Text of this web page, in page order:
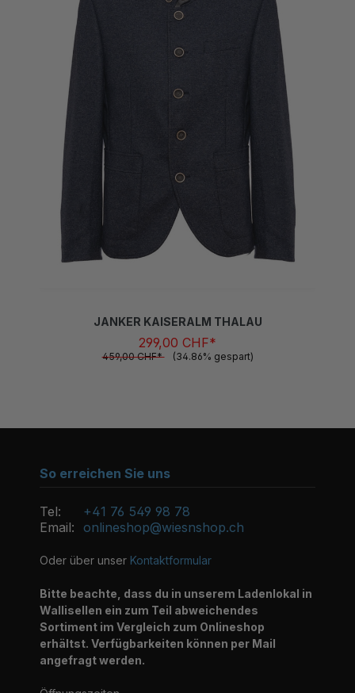
299,00 CHF*
459,00 CHF* (34.86% gespart)
So erreichen Sie uns
Tel:
+41 76 549 98 78
Email: onlineshop@wiesnshop.ch
Oder über unser Kontaktformular
Bitte beachte, dass du in unserem Ladenlokal in
Wallisellen ein zum Teil abweichendes
Sortiment im Vergleich zum Onlineshop
erhältst. Verfügbarkeiten können per Mail
angefragt werden.